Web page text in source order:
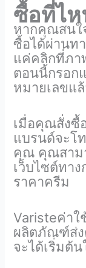
ซื้อที่ไห
หากคุณสนใ
ซื้อได้ผ่านท
แค่คลิกที่ภา
ตอนนี้กรอก
หมายเลขแ
เมื่อคุณสั่งซื้
แบรนด์จะโ
คุณ คุณสาม
เว็บไซต์ทา
ราคาครีม
Varisteค่า
ผลิตภัณฑ์ส่ง
จะได้เริ่มต้